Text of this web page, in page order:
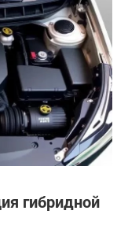
гибридной